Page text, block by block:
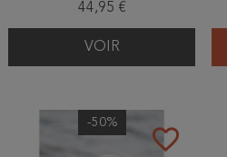
44,95 €
VOIR
favorite_border
-50%